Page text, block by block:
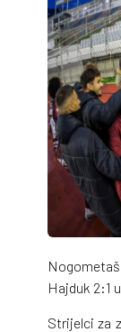
Hajduk 2:1
Strijelci za